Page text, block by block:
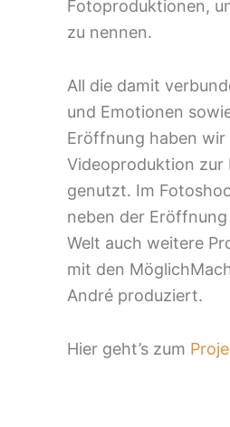
Fotoproduktionen,
zu nennen.
All die damit
und Emotionen
Eröffnung haben
Videoproduktion zur
genutzt. Im
neben der Eröffnung
Welt auch weitere
mit den
André produziert.
Hier geht’s zum